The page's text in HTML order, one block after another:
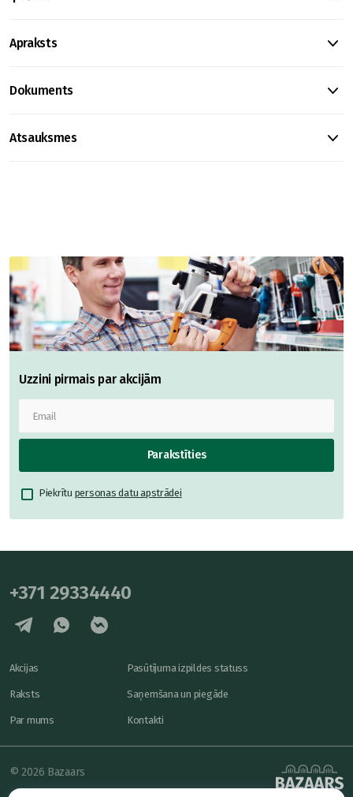
Apraksts
Dokuments
Atsauksmes
Uzzini pirmais par akcijām
Parakstīties
Piekrītu personas datu apstrādei
+371 29334440
Akcijas
Raksts
Par mums
Pasūtījuma izpildes statuss
Saņemšana un piegāde
Kontakti
© 2026 Bazaars